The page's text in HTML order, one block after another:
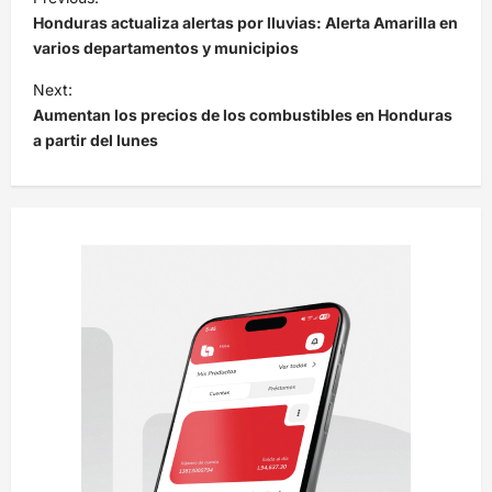
a
v
e
g
a
c
Honduras actualiza alertas por lluvias: Alerta Amarilla en
varios departamentos y municipios
Next:
Aumentan los precios de los combustibles en Honduras
a partir del lunes